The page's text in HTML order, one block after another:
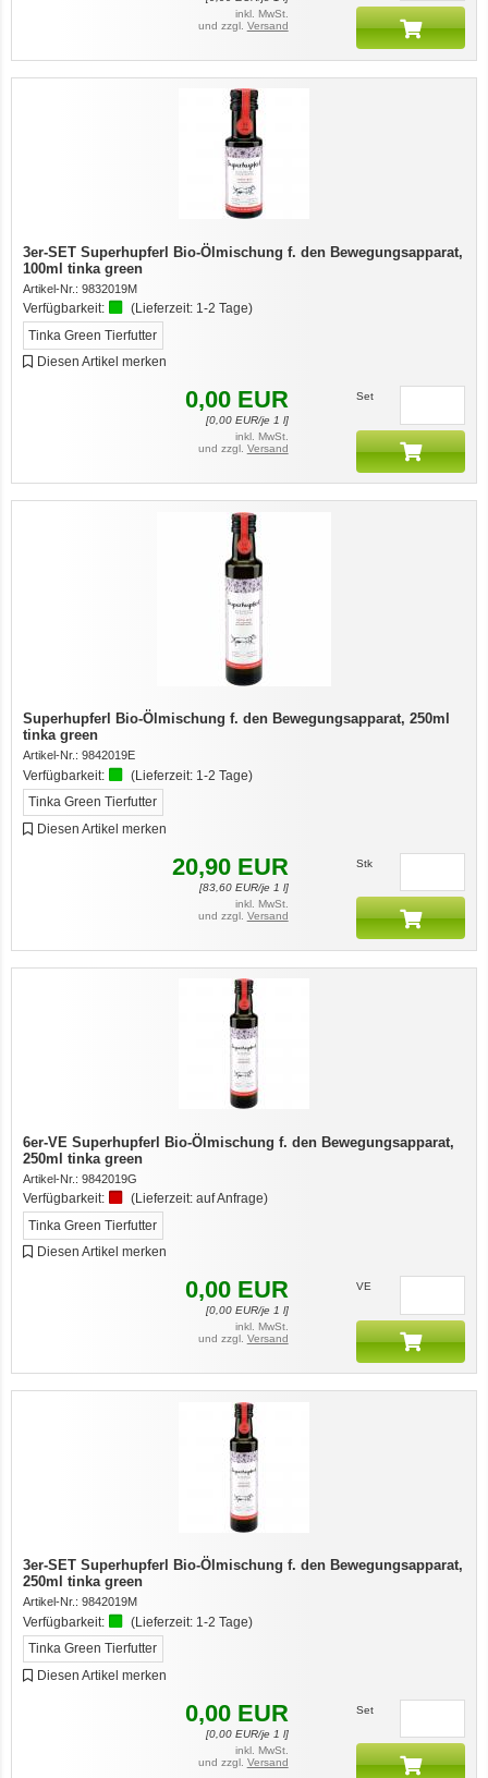
7er-VE Bio Tee Wilde Brennnessel 60g Belt's Bio
12er-VE Ente, Reis und Karotten 400 g BioPur Bio Hundefutter
Ente, Reis und Karotten 400g BioPur Bio Hundefutter
inkl. MwSt.
und zzgl. Versand
3er-SET Superhupferl Bio-Ölmischung f. den Bewegungsapparat,
100ml tinka green
Artikel-Nr.: 9832019M
Verfügbarkeit: (Lieferzeit: 1-2 Tage)
Tinka Green Tierfutter
Diesen Artikel merken
0,00 EUR
[0,00EUR/je 1 l]
inkl. MwSt.
und zzgl. Versand
Set
Superhupferl Bio-Ölmischung f. den Bewegungsapparat, 250ml
tinka green
Artikel-Nr.: 9842019E
Verfügbarkeit: (Lieferzeit: 1-2 Tage)
Tinka Green Tierfutter
Diesen Artikel merken
20,90 EUR
[83,60EUR/je 1 l]
inkl. MwSt.
und zzgl. Versand
Stk
6er-VE Superhupferl Bio-Ölmischung f. den Bewegungsapparat,
250ml tinka green
Artikel-Nr.: 9842019G
Verfügbarkeit: (Lieferzeit:auf Anfrage)
Tinka Green Tierfutter
Diesen Artikel merken
0,00 EUR
[0,00EUR/je 1 l]
inkl. MwSt.
und zzgl. Versand
VE
3er-SET Superhupferl Bio-Ölmischung f. den Bewegungsapparat,
250ml tinka green
Artikel-Nr.: 9842019M
Verfügbarkeit: (Lieferzeit: 1-2 Tage)
Tinka Green Tierfutter
Diesen Artikel merken
0,00 EUR
[0,00EUR/je 1 l]
inkl. MwSt.
und zzgl. Versand
Set